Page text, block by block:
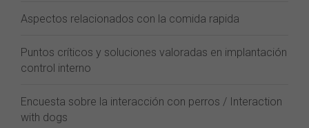
Aspectos relacionados con la comida rapida
Puntos críticos y soluciones valoradas en implantación
control interno
Encuesta sobre la interacción con perros / Interaction
with dogs